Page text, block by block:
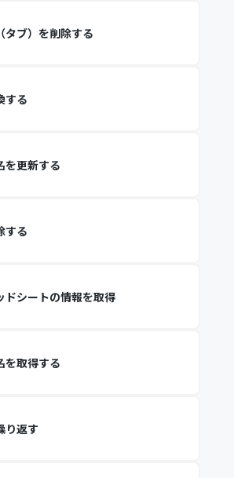
タブ）を削除する
する
を更新する
する
ドシートの情報を取得
を取得する
り返す